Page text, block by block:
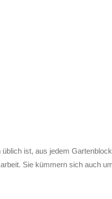
ist, aus jedem
Sie kümmern sich auch